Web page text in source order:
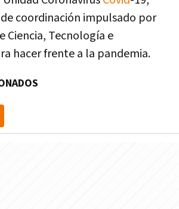
coordinación impulsado por
Ciencia, Tecnología e
hacer frente a la pandemia.